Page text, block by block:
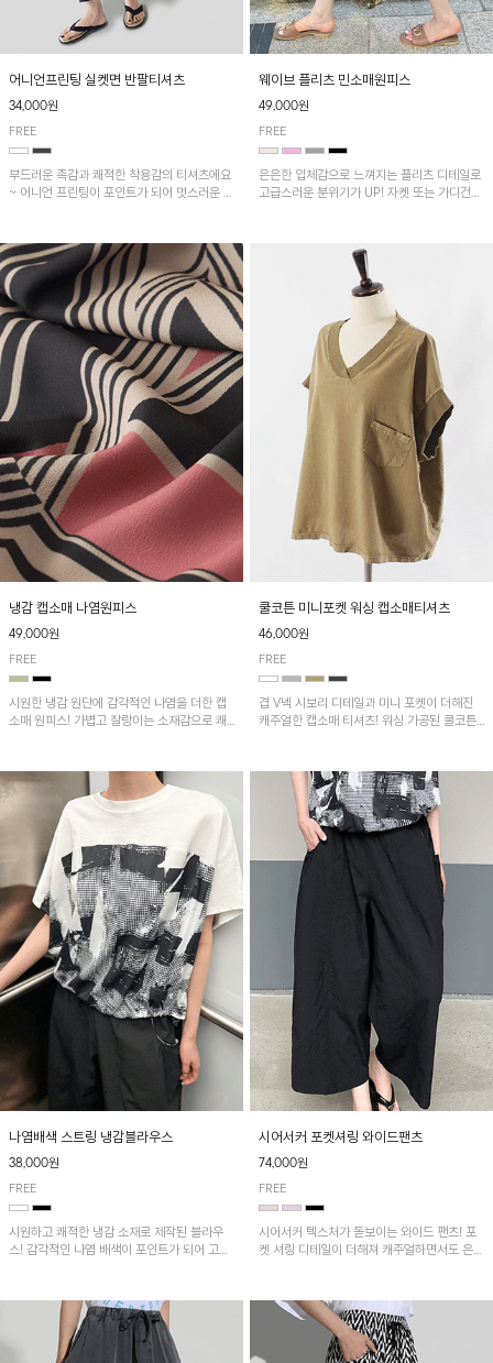
어니언프린팅 실켓면 반팔티셔츠
34,000원
FREE
부드러운 촉감과 쾌적한 착용감의 티셔츠에요
~ 어니언 프린팅이 포인트가 되어 멋스러운 아
웨이브 플리츠 민소매원피스
49,000원
FREE
은은한 입체감으로 느껴지는 플리츠 디테일로
고급스러운 분위기가 UP! 자켓 또는 가디건과
냉감 캡소매 나염원피스
49,000원
FREE
시원한 냉감 원단에 감각적인 나염을 더한 캡
소매 원피스! 가볍고 찰랑이는 소재감으로 쾌
쿨코튼 미니포켓 워싱 캡소매티셔츠
46,000원
FREE
겹 V넥 시보리 디테일과 미니 포켓이 더해진
캐주얼한 캡소매 티셔츠! 워싱 가공된 쿨코튼
나염배색 스트링 냉감블라우스
38,000원
FREE
시원하고 쾌적한 냉감 소재로 제작된 블라우
스! 감각적인 나염 배색이 포인트가 되어 고급
착용 가능합니다~
시어서커 포켓셔링 와이드팬츠
74,000원
FREE
시어서커 텍스처가 돋보이는 와이드 팬츠! 포
켓 셔링 디테일이 더해져 캐주얼하면서도 은은
다. 가볍고 쾌적한 착용감으로 여름철 데일리
아이템으로 활용하기 좋아요~